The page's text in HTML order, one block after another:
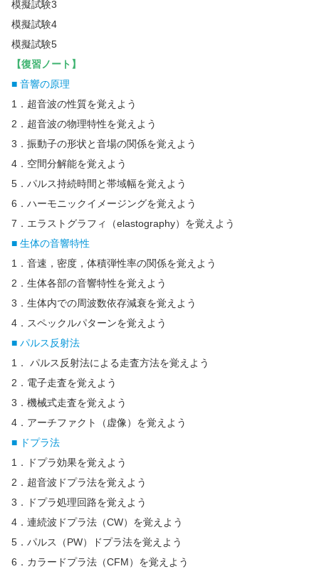
模擬試験3
模擬試験4
模擬試験5
【復習ノート】
■ 音響の原理
1．超音波の性質を覚えよう
2．超音波の物理特性を覚えよう
3．振動子の形状と音場の関係を覚えよう
4．空間分解能を覚えよう
5．パルス持続時間と帯域幅を覚えよう
6．ハーモニックイメージングを覚えよう
7．エラストグラフィ（elastography）を覚えよう
■ 生体の音響特性
1．音速，密度，体積弾性率の関係を覚えよう
2．生体各部の音響特性を覚えよう
3．生体内での周波数依存減衰を覚えよう
4．スペックルパターンを覚えよう
■ パルス反射法
1． パルス反射法による走査方法を覚えよう
2．電子走査を覚えよう
3．機械式走査を覚えよう
4．アーチファクト（虚像）を覚えよう
■ ドプラ法
1．ドプラ効果を覚えよう
2．超音波ドプラ法を覚えよう
3．ドプラ処理回路を覚えよう
4．連続波ドプラ法（CW）を覚えよう
5．パルス（PW）ドプラ法を覚えよう
6．カラードプラ法（CFM）を覚えよう